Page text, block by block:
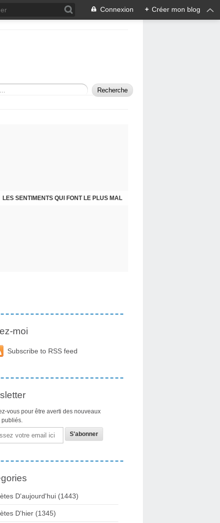
Connexion + Créer mon blog
SELF-PORTRAIT IN A MIRROR
moi
Subscribe to RSS feed
vous pour être averti des nouveaux
publiés.
D'aujourd'hui (1443)
D'hier (1345)